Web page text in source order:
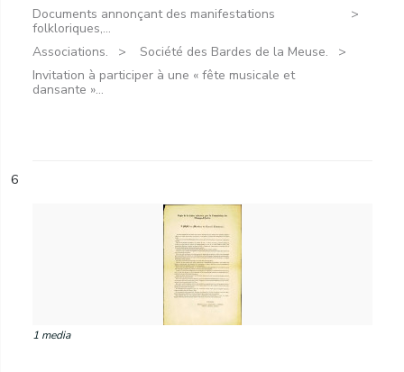
Documents annonçant des manifestations
folkloriques,...
Associations.
Société des Bardes de la Meuse.
Invitation à participer à une « fête musicale et
dansante »...
6
1 media